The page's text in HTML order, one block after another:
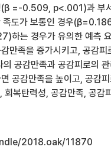
(β =-0.509, p<.001)과 부
도가 보통인 경우
는 경우가 유의한 예측 요
만족을 증가시키고, 공감
공감만족과 공감피로의
공감만족을 높이고, 공감
회복탄력성, 공감만족, 공감
2018.oak/11870